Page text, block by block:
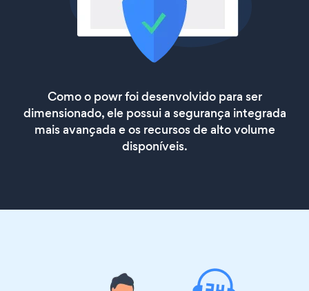
Como o powr foi desenvolvido para ser
dimensionado, ele possui a segurança integrada
mais avançada e os recursos de alto volume
disponíveis.